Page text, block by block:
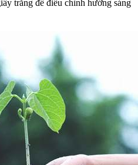
trắng để điều chỉnh hướng sáng